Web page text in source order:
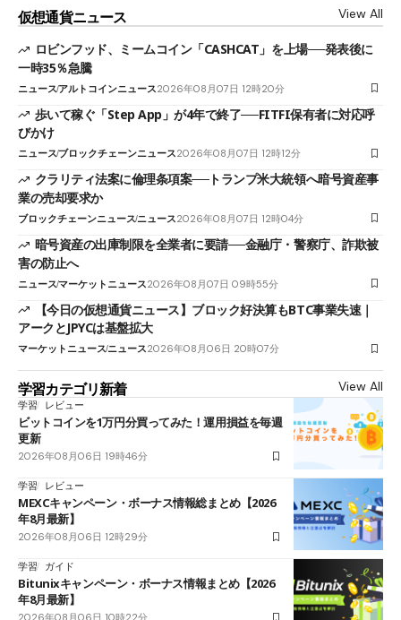
仮想通貨ニュース View All
ロビンフッド、ミームコイン「CASHCAT」を上場──発表後に
一時35％急騰
ニュースアルトコインニュース2026年08月07日 12時20分
歩いて稼ぐ「Step App」が4年で終了──FITFI保有者に対応呼
びかけ
ニュースブロックチェーンニュース2026年08月07日 12時12分
クラリティ法案に倫理条項案──トランプ米大統領へ暗号資産事
業の売却要求か
ブロックチェーンニュースニュース2026年08月07日 12時04分
暗号資産の出庫制限を全業者に要請──金融庁・警察庁、詐欺被
害の防止へ
ニュースマーケットニュース2026年08月07日 09時55分
【今日の仮想通貨ニュース】ブロック好決算もBTC事業失速｜
アークとJPYCは基盤拡大
マーケットニュースニュース2026年08月06日 20時07分
学習カテゴリ新着 View All
学習 レビュー
ビットコインを1万円分買ってみた！運用損益を毎週
更新
2026年08月06日 19時46分
学習 レビュー
MEXCキャンペーン・ボーナス情報総まとめ【2026
年8月最新】
2026年08月06日 12時29分
学習 ガイド
Bitunixキャンペーン・ボーナス情報まとめ【2026
年8月最新】